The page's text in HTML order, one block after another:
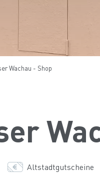
Wachau - Shop
Altstadtgutscheine